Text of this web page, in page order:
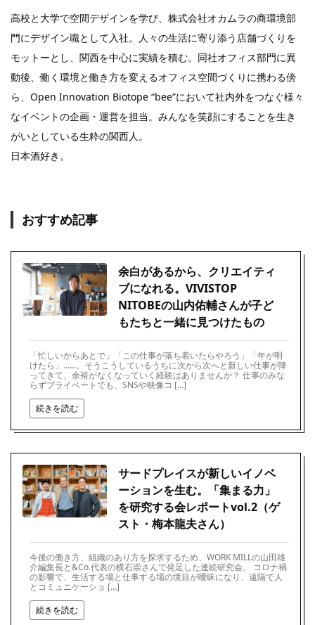
高校と大学で空間デザインを学び、株式会社オカムラの商環境部
門にデザイン職として入社。人々の生活に寄り添う店舗づくりを
モットーとし、関西を中心に実績を積む。同社オフィス部門に異
動後、働く環境と働き方を変えるオフィス空間づくりに携わる傍
ら、Open Innovation Biotope “bee”において社内外をつなぐ様々
なイベントの企画・運営を担当。みんなを笑顔にすることを生き
がいとしている生粋の関西人。
日本酒好き。
おすすめ記事
余白があるから、クリエイティ
ブになれる。VIVISTOP
NITOBEの山内佑輔さんが子ど
もたちと一緒に見つけたもの
「忙しいからあとで」「この仕事が落ち着いたらやろう」「年が明
けたら」……。そうこうしているうちに次から次へと新しい仕事が降
ってきて、余裕がなくなっていく経験はありませんか？ 仕事のみな
らずプライベートでも、SNSや映像コ […]
続きを読む
サードプレイスが新しいイノベ
ーションを生む。「集まる力」
を研究する会レポートvol.2（ゲ
スト・梅本龍夫さん）
今後の働き方、組織のあり方を探求するため、WORK MILLの山田雄
介編集長と&Co.代表の横石崇さんで発足した連続研究会。 コロナ禍
の影響で、生活する場と仕事する場の境目が曖昧になり、遠隔で人
とコミュニケーショ […]
続きを読む